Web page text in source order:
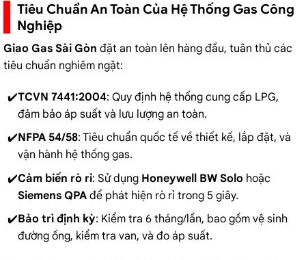
Tiêu Chuẩn An Toàn Của Hệ Thống Gas Công
Nghiệp
Giao Gas Sài Gòn đặt an toàn lên hàng đầu, tuân thủ các
tiêu chuẩn nghiêm ngặt:
TCVN 7441:2004: Quy định hệ thống cung cấp LPG,
đảm bảo áp suất và lưu lượng an toàn.
NFPA 54/58: Tiêu chuẩn quốc tế về thiết kế, lắp đặt, và
vận hành hệ thống gas.
Cảm biến rò rỉ: Sử dụng Honeywell BW Solohoặc
Siemens QPAđể phát hiện rò rỉ trong 5 giây.
Bảo trì định kỳ: Kiểm tra 6 tháng/lần, bao gồm vệ sinh
đường ống, kiểm tra van, và đo áp suất.